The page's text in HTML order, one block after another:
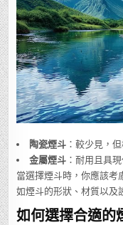
陶瓷煙斗 ：較少見，
金屬煙斗 ：耐用且具
當選擇煙斗時，你應該
如煙斗的形狀、材質以及
如何選擇合適的